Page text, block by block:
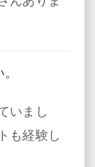
いまし
も経験し